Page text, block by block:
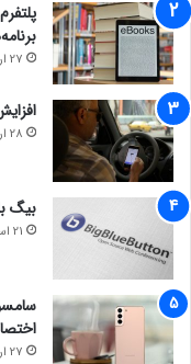
27 اردیبهشت 1401
28 اردیبهشت 1401
بیگ
21 اسفند 1401
27 اردیبهشت 1401